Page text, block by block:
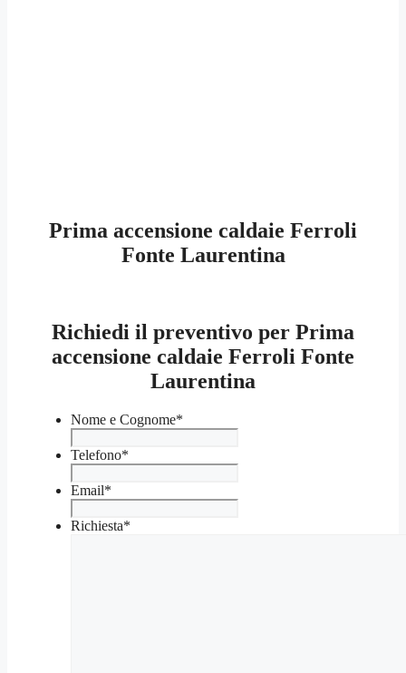
Prima accensione caldaie Ferroli
Fonte Laurentina
Richiedi il preventivo per Prima
accensione caldaie Ferroli Fonte
Laurentina
Nome e Cognome*
Telefono*
Email*
Richiesta*